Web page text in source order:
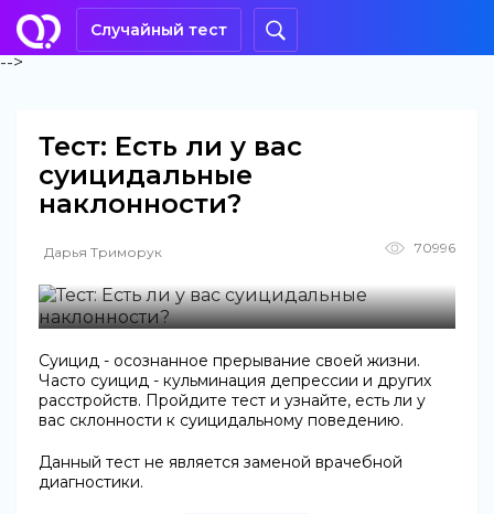
Случайный тест
-->
Тест: Есть ли у вас
суицидальные
наклонности?
Дарья Триморук 70996
Суицид - осознанное прерывание своей жизни.
Часто суицид - кульминация депрессии и других
расстройств. Пройдите тест и узнайте, есть ли у
вас склонности к суицидальному поведению.
Данный тест не является заменой врачебной
диагностики.